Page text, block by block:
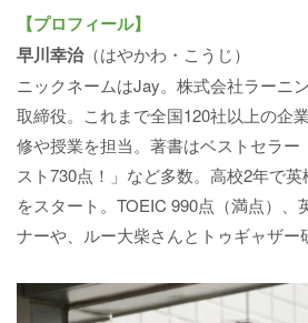
【プロフィール】
早川幸治（はやかわ・こうじ）
ニックネームはJay。株式会社ラーニ
取締役。これまで全国120社以上の企
修や授業を担当。著書はベストセラー
スト730点！」など多数。高校2年で
をスタート。TOEIC 990点（満点）、
ナーや、ルー大柴さんとトゥギャザー